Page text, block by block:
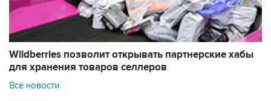
Wildberries позволит открывать партнерские хабы
для хранения товаров селлеров
Все новости